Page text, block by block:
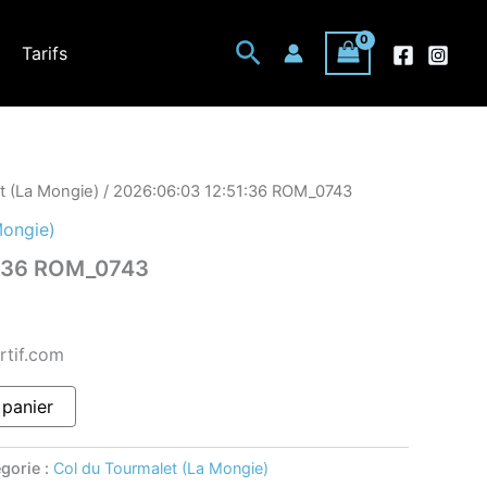
Tarifs Rechercher
(La Mongie) / 2026:06:03 12:51:36 ROM_0743
ROM_0743
: Col du Tourmalet (La Mongie)